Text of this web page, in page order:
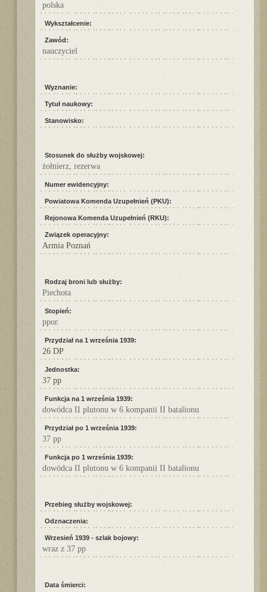
polska
Wykształcenie:
Zawód:
nauczyciel
Wyznanie:
Tytuł naukowy:
Stanowisko:
Stosunek do służby wojskowej:
żołnierz, rezerwa
Numer ewidencyjny:
Powiatowa Komenda Uzupełnień (PKU):
Rejonowa Komenda Uzupełnień (RKU):
Związek operacyjny:
Armia Poznań
Rodzaj broni lub służby:
Piechota
Stopień:
ppor.
Przydział na 1 września 1939:
26 DP
Jednostka:
37 pp
Funkcja na 1 września 1939:
dowódca II plutonu w 6 kompanii II batalionu
Przydział po 1 września 1939:
37 pp
Funkcja po 1 września 1939:
dowódca II plutonu w 6 kompanii II batalionu
Przebieg służby wojskowej:
Odznaczenia:
Wrzesień 1939 - szlak bojowy:
wraz z 37 pp
Data śmierci: